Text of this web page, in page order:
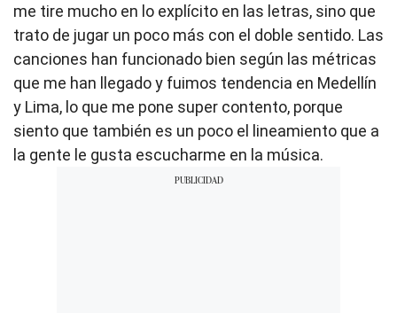
me tire mucho en lo explícito en las letras, sino que
trato de jugar un poco más con el doble sentido. Las
canciones han funcionado bien según las métricas
que me han llegado y fuimos tendencia en Medellín
y Lima, lo que me pone super contento, porque
siento que también es un poco el lineamiento que a
la gente le gusta escucharme en la música.